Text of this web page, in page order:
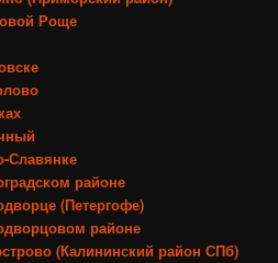
Роще
Славянке
районе
(Петергофе)
районе
(Калининский район СПб)